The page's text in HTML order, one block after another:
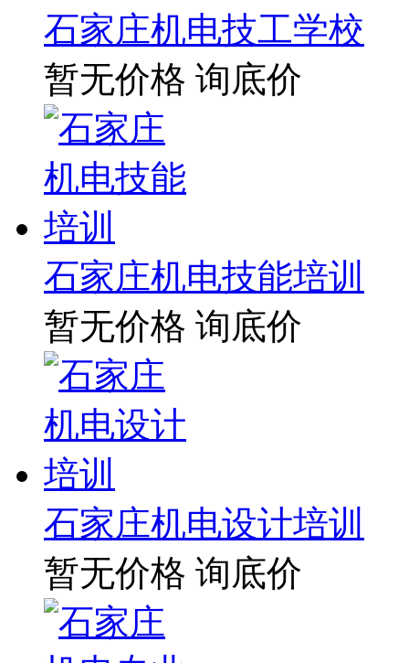
石家庄机电技工学校
暂无价格 询底价
石家庄机电技能培训
暂无价格 询底价
石家庄机电设计培训
暂无价格 询底价